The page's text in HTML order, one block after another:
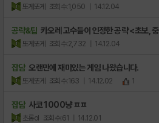
또게또게 조회수:1,050 | 14.12.04
공략&팁 카오레 고수들이 인정한 공략 <초보,
또게또게 조회수:2,732 | 14.12.04
잡담 오랜만에 재미있는 게임 나왔습니다.
또게또게 조회수:163 | 14.12.02 1
잡담 사코 1000냥 ㅍㅍ
초롱ol 조회수:61 | 14.12.01